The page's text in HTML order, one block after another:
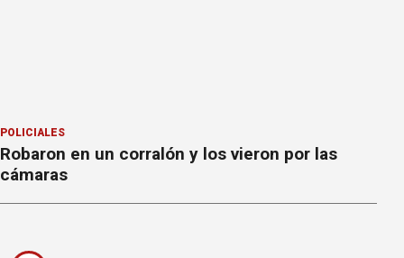
POLICIALES
Robaron en un corralón y los vieron por las
cámaras